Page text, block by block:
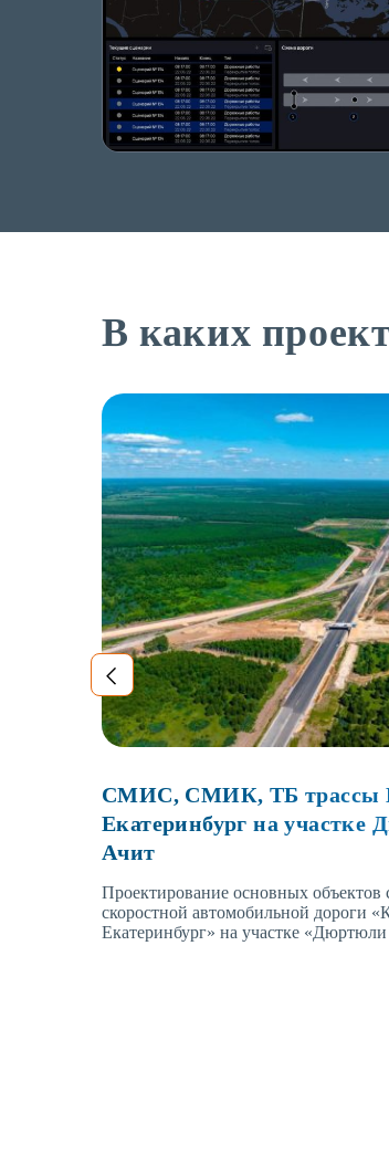
В каких
СМИС, СМИК, ТБ трассы
Екатеринбург на участке
Ачит
Проектирование основных объектов
скоростной автомобильной дороги
Екатеринбург» на участке